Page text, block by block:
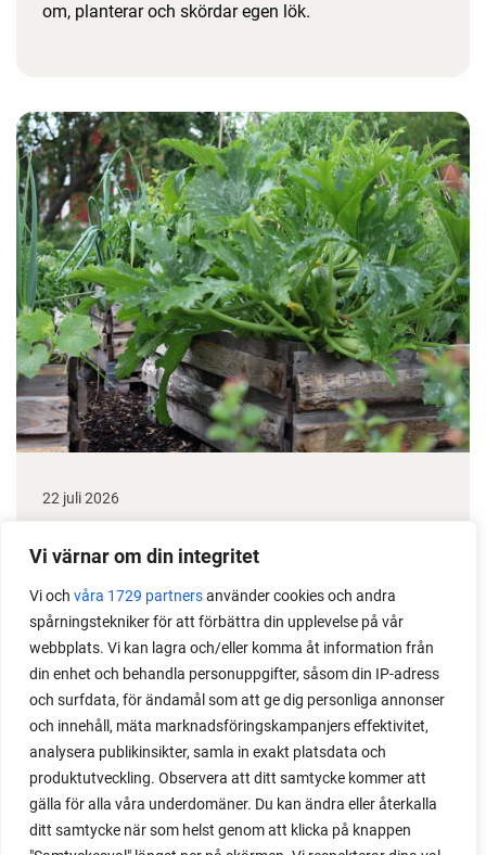
Vi värnar om din integritet
Vi och våra 1729 partnersanvänder cookies och andra
spårningstekniker för att förbättra din upplevelse på vår
webbplats. Vi kan lagra och/eller komma åt information från
din enhet och behandla personuppgifter, såsom din IP-adress
och surfdata, för ändamål som att ge dig personliga annonser
och innehåll, mäta marknadsföringskampanjers effektivitet,
analysera publikinsikter, samla in exakt platsdata och
produktutveckling. Observera att ditt samtycke kommer att
gälla för alla våra underdomäner. Du kan ändra eller återkalla
ditt samtycke när som helst genom att klicka på knappen
om, planterar och skördar egen lök.
22 juli 2026
växter i en pallkrage tillsammans med andra växter.
Perfekt om du vill odla mycket i på liten yta.